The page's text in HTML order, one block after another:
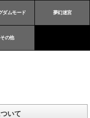
ダムモード 夢幻迷宮
その他
いて